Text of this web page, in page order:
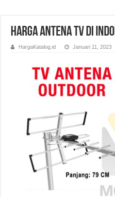
Harga Antena TV di
HargaKatalog.id Januari 11, 2023